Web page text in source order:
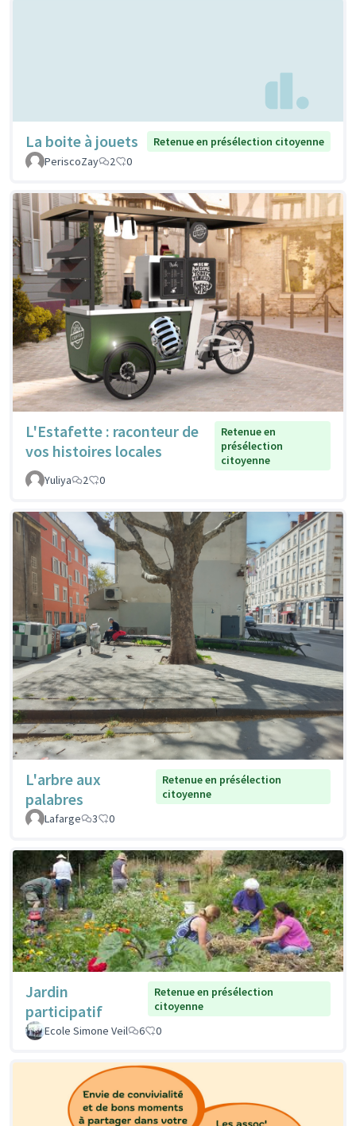
La boite à jouets
Retenue en présélection citoyenne
PeriscoZay
2 0
L'Estafette : raconteur de
vos histoires locales
Retenue en
présélection
citoyenne
Yuliya
2 0
L'arbre aux
palabres
Retenue en présélection
citoyenne
Lafarge
3 0
Jardin
participatif
Retenue en présélection
citoyenne
Ecole Simone Veil
6 0